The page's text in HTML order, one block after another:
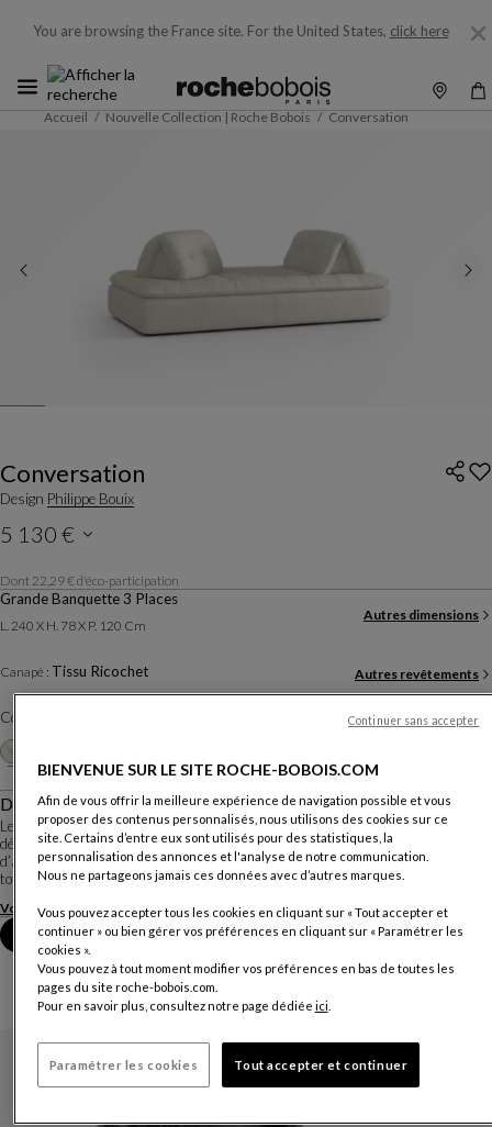
You are browsing the France site. For the United States, click here
Accueil Nouvelle Collection | Roche Bobois Conversation
Conversation
Design Philippe Bouix
5 130 €
Dont 22,29 € d'éco-participation
Prix TTC conseillé, hors livraison, valable en France métropolitaine, hors Corse.
Grande Banquette 3 Places
L. 240 X H. 78 X P. 120 Cm
Autres dimensions
Canapé : Tissu Ricochet Autres revêtements
Coloris :
Description
Le canapé CONVERSATION est un canapé sur lequel on vient poser et
déplacer les dossiers en toute liberté. Il est composé de différents éléments
d’assises capitonnés entièrement modulables entre eux et de dossiers
totalement mobiles pour s’asseoir ou ...
Voir plus Télécharger la fiche technique
Prendre rendez-vous en magasin
BIENVENUE SUR LE SITE ROCHE-BOBOIS.COM
Afin de vous offrir la meilleure expérience de navigation possible et vous
proposer des contenus personnalisés, nous utilisons des cookies sur ce
site. Certains d’entre eux sont utilisés pour des statistiques, la
personnalisation des annonces et l'analyse de notre communication.
Nous ne partageons jamais ces données avec d’autres marques.
Vous pouvez accepter tous les cookies en cliquant sur « Tout accepter et
continuer » ou bien gérer vos préférences en cliquant sur « Paramétrer les
cookies ».
Vous pouvez à tout moment modifier vos préférences en bas de toutes les
pages du site roche-bobois.com.
Pour en savoir plus, consultez notre page dédiée ici
Paramétrer les cookies Tout accepter et continuer
Continuer sans accepter